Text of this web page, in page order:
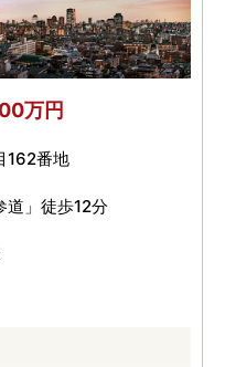
万円
162番地
道」徒歩12分